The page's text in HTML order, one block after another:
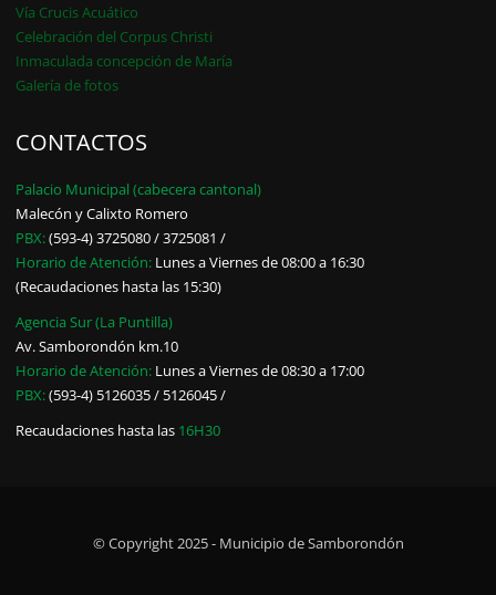
Vía Crucis Acuático
Celebración del Corpus Christi
Inmaculada concepción de María
Galería de fotos
CONTACTOS
Palacio Municipal (cabecera cantonal)
Malecón y Calixto Romero
PBX:(593-4) 3725080 / 3725081 /
Horario de Atención: Lunes a Viernes de 08:00 a 16:30
(Recaudaciones hasta las 15:30)
Agencia Sur (La Puntilla)
Av. Samborondón km.10
Horario de Atención: Lunes a Viernes de 08:30 a 17:00
PBX:(593-4) 5126035 / 5126045 /
Recaudaciones hasta las 16H30
© Copyright 2025 - Municipio de Samborondón